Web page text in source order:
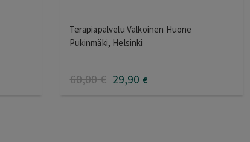
Terapiapalvelu Valkoinen Huone
Pukinmäki, Helsinki
60,00€ 29,90 €